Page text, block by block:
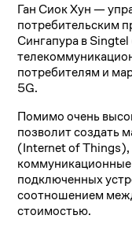
Ган Сиок Хун —
потребительским
Сингапура в Singtel
потребителям и
5G.
Помимо очень
позволит создать
(Internet of Things),
подключенных
соотношением
стоимостью.